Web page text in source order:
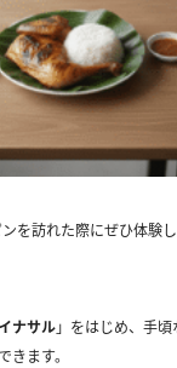
を訪れた際にぜひ体験
ナサル」をはじめ、手
きます。